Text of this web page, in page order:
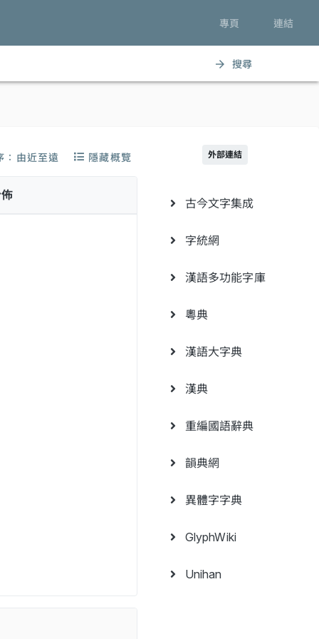
專頁 連結
arrow_forward 搜尋
由近至遠 隱藏概覽 外部連結
古今文字集成
字統網
漢語多功能字庫
粵典
漢語大字典
漢典
重編國語辭典
韻典網
異體字字典
GlyphWiki
Unihan